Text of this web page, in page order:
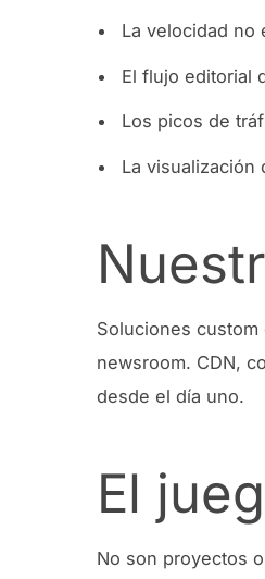
La velocidad
El flujo editorial
Los picos de
La
Soluciones custom
newsroom. CDN,
desde el día uno.
El
No son proyectos